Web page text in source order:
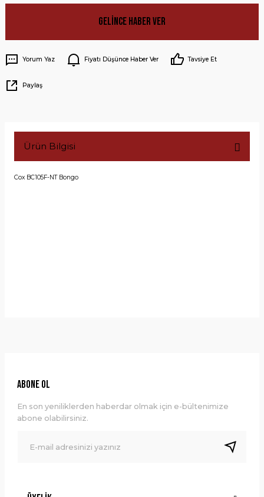
Gelince Haber Ver
Yorum Yaz Fiyatı Düşünce Haber Ver Tavsiye Et
Paylaş
Ürün Bilgisi
Cox BC105F-NT Bongo
Ürün resmi kalitesiz, bozuk veya görüntülenemiyor.
Ürün bilgilerinde hatalar bulunuyor.
Bu ürüne benzer farklı alternatifler olmalı.
ABONE OL
En son yeniliklerden haberdar olmak için e-bültenimize
abone olabilirsiniz.